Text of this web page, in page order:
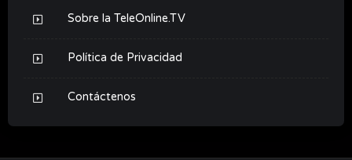
Sobre la TeleOnline.TV
Política de Privacidad
Contáctenos